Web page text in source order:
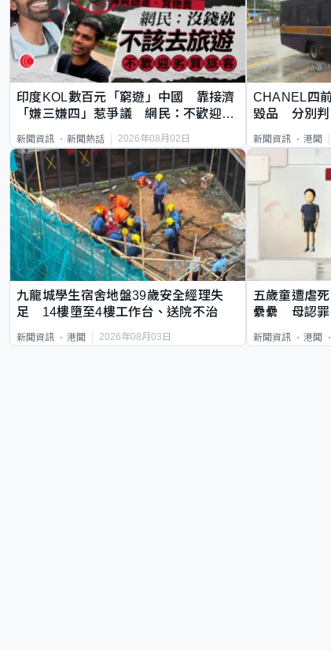
印度KOL數百元「窮遊」中國 靠接濟
「嫌三嫌四」惹爭議 網民：不歡迎劣
新聞資訊 新聞熱話 2026年08月02日
CHANEL四
毀品 分別判
新聞資訊 港聞
九龍城學生宿舍地盤39歲安全經理失
足 14樓墮至4樓工作台、送院不治
新聞資訊 港聞 2026年08月03日
五歲童遭虐
纍纍 母認罪
新聞資訊 港聞